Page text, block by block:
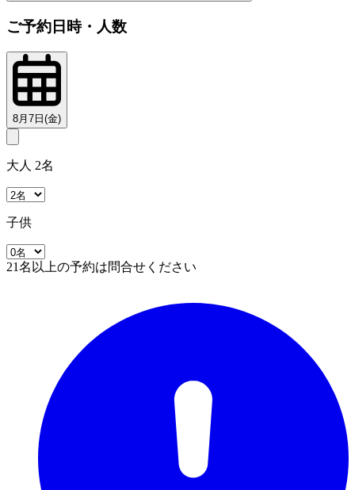
ご予約日時・人数
8月7日(金)
大人 2名
子供
21名以上の予約は問合せください